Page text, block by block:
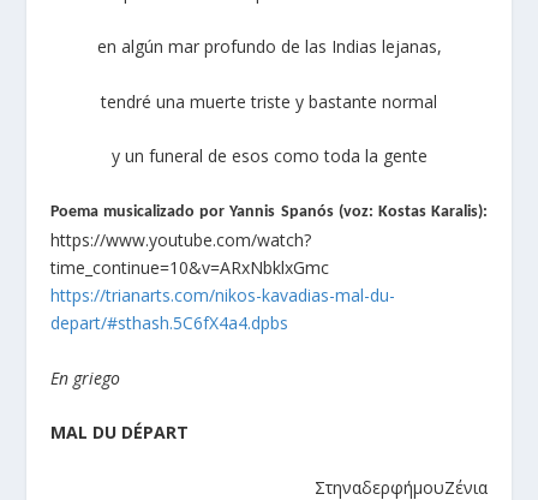
en algún mar profundo de las Indias lejanas,
tendré una muerte triste y bastante normal
y un funeral de esos como toda la gente
Poema musicalizado por Yannis Spanós (voz: Kostas Karalis):
https://www.youtube.com/watch?
time_continue=10&v=ARxNbklxGmc
https://trianarts.com/nikos-kavadias-mal-du-
depart/#sthash.5C6fX4a4.dpbs
En griego
MAL DU DÉPART
ΣτηναδερφήµουΖένια